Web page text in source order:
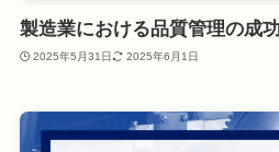
製造業における品質管理の成
2025年5月31日 2025年6月1日